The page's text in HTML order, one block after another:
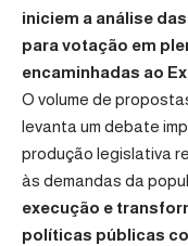
iniciem a análise
para votação em
encaminhadas ao
O volume de
levanta um debate
produção legislativa
às demandas da
execução e
políticas públicas